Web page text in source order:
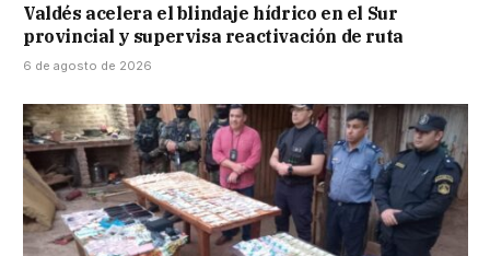
Valdés acelera el blindaje hídrico en el Sur
provincial y supervisa reactivación de ruta
6 de agosto de 2026